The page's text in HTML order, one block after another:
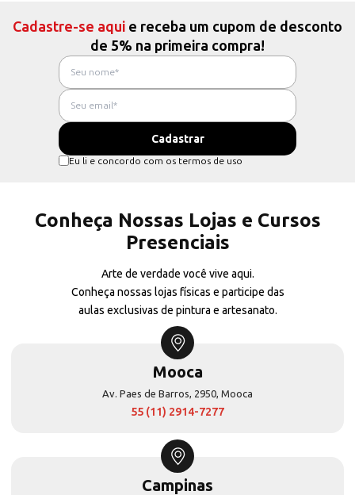
Cadastre-se aqui e receba um cupom de desconto
de 5% na primeira compra!
Eu li e concordo com os termos de uso
Conheça Nossas Lojas e Cursos
Presenciais
Arte de verdade você vive aqui.
Conheça nossas lojas físicas e participe das
aulas exclusivas de pintura e artesanato.
Mooca
Av. Paes de Barros, 2950, Mooca
55 (11) 2914-7277
Campinas